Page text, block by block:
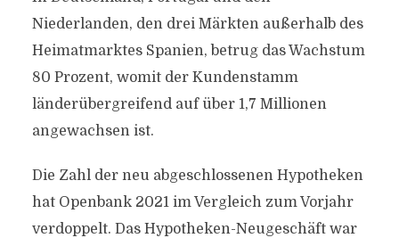
Niederlanden, den drei Märkten außerhalb des
Heimatmarktes Spanien, betrug das Wachstum
80 Prozent, womit der Kundenstamm
länderübergreifend auf über 1,7 Millionen
angewachsen ist.
Die Zahl der neu abgeschlossenen Hypotheken
hat Openbank 2021 im Vergleich zum Vorjahr
verdoppelt. Das Hypotheken-Neugeschäft war